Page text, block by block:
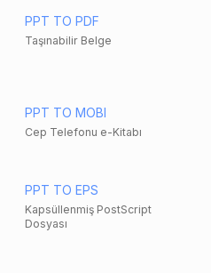
PPT TO PDF
Taşınabilir Belge
PPT TO MOBI
Cep Telefonu e-Kitabı
PPT TO EPS
Kapsüllenmiş PostScript
Dosyası